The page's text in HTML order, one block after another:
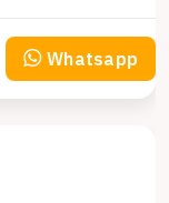
Whatsapp